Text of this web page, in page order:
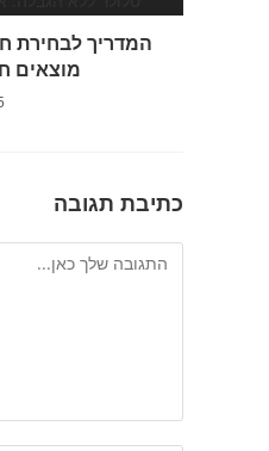
המדריך לבחירת
מוצאים
כתיבת תגובה